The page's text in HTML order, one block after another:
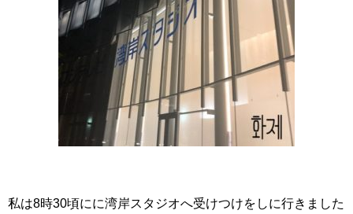
私は8時30頃にに湾岸スタジオへ受けつけをしに行きました